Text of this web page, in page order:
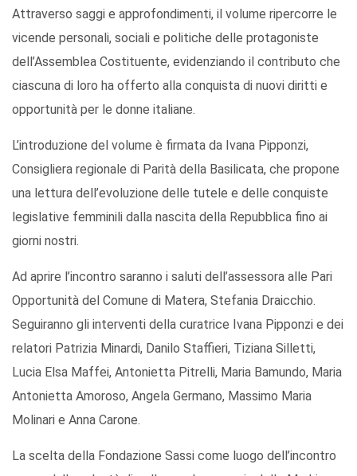
Attraverso saggi e approfondimenti, il volume ripercorre le
vicende personali, sociali e politiche delle protagoniste
dell’Assemblea Costituente, evidenziando il contributo che
ciascuna di loro ha offerto alla conquista di nuovi diritti e
opportunità per le donne italiane.
L’introduzione del volume è firmata da Ivana Pipponzi,
Consigliera regionale di Parità della Basilicata, che propone
una lettura dell’evoluzione delle tutele e delle conquiste
legislative femminili dalla nascita della Repubblica fino ai
giorni nostri.
Ad aprire l’incontro saranno i saluti dell’assessora alle Pari
Opportunità del Comune di Matera, Stefania Draicchio.
Seguiranno gli interventi della curatrice Ivana Pipponzi e dei
relatori Patrizia Minardi, Danilo Staffieri, Tiziana Silletti,
Lucia Elsa Maffei, Antonietta Pitrelli, Maria Bamundo, Maria
Antonietta Amoroso, Angela Germano, Massimo Maria
Molinari e Anna Carone.
La scelta della Fondazione Sassi come luogo dell’incontro